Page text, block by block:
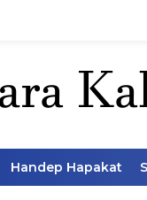
Handep Hapakat